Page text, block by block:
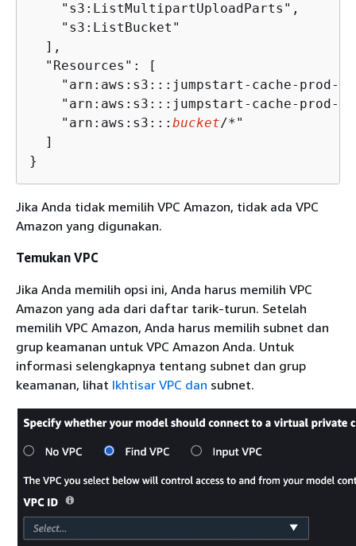
    "s3:ListMultipartUploadParts",
    "s3:ListBucket"
  ],
  "Resources": [
    "arn:aws:s3:::jumpstart-cache-prod-
    "arn:aws:s3:::jumpstart-cache-prod-
    "arn:aws:s3:::
bucket/*"
  ]
}
Jika Anda tidak memilih VPC Amazon, tidak ada VPC
Amazon yang digunakan.
Temukan VPC
Jika Anda memilih opsi ini, Anda harus memilih VPC
Amazon yang ada dari daftar tarik-turun. Setelah
memilih VPC Amazon, Anda harus memilih subnet dan
grup keamanan untuk VPC Amazon Anda. Untuk
informasi selengkapnya tentang subnet dan grup
keamanan, lihat Ikhtisar VPC dan subnet.